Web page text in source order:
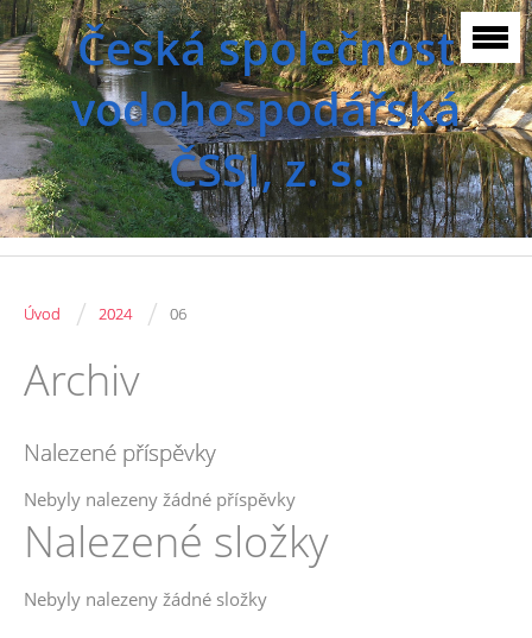
Česká společnost
vodohospodářská
ČSSI, z. s.
Úvod / 2024 / 06
Archiv
Nalezené příspěvky
Nebyly nalezeny žádné příspěvky
Nalezené složky
Nebyly nalezeny žádné složky